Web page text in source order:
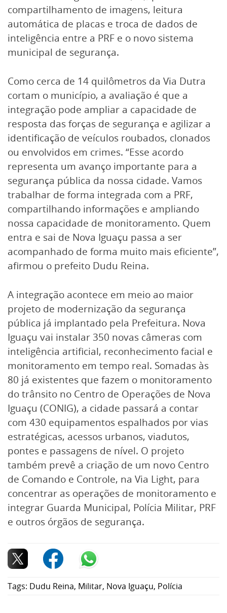
compartilhamento de imagens, leitura
automática de placas e troca de dados de
inteligência entre a PRF e o novo sistema
municipal de segurança.
Como cerca de 14 quilômetros da Via Dutra
cortam o município, a avaliação é que a
integração pode ampliar a capacidade de
resposta das forças de segurança e agilizar a
identificação de veículos roubados, clonados
ou envolvidos em crimes. “Esse acordo
representa um avanço importante para a
segurança pública da nossa cidade. Vamos
trabalhar de forma integrada com a PRF,
compartilhando informações e ampliando
nossa capacidade de monitoramento. Quem
entra e sai de Nova Iguaçu passa a ser
acompanhado de forma muito mais eficiente”,
afirmou o prefeito Dudu Reina.
A integração acontece em meio ao maior
projeto de modernização da segurança
pública já implantado pela Prefeitura. Nova
Iguaçu vai instalar 350 novas câmeras com
inteligência artificial, reconhecimento facial e
monitoramento em tempo real. Somadas às
80 já existentes que fazem o monitoramento
do trânsito no Centro de Operações de Nova
Iguaçu (CONIG), a cidade passará a contar
com 430 equipamentos espalhados por vias
estratégicas, acessos urbanos, viadutos,
pontes e passagens de nível. O projeto
também prevê a criação de um novo Centro
de Comando e Controle, na Via Light, para
concentrar as operações de monitoramento e
integrar Guarda Municipal, Polícia Militar, PRF
e outros órgãos de segurança.
Tags: Dudu Reina, Militar, Nova Iguaçu, Polícia